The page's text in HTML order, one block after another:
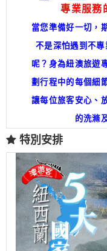
專業服務
當您準備好一切，
不是深怕遇到不
呢？身為紐澳旅遊
劃行程中的每個細
讓每位旅客安心、
的洗滌
特別安排